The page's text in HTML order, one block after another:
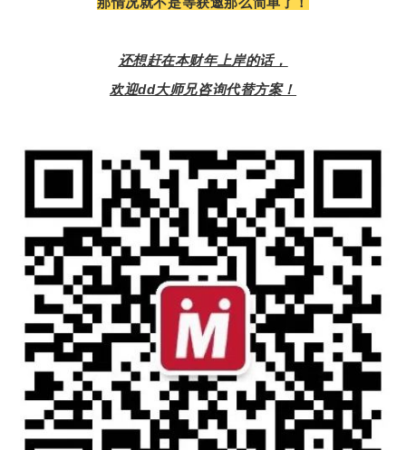
还想赶在本财年上岸的话，
欢迎dd大师兄咨询代替方案！